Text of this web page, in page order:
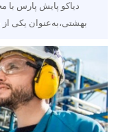
دیاکو پایش پارس با
بهشتی،به‌عنوان یکی از